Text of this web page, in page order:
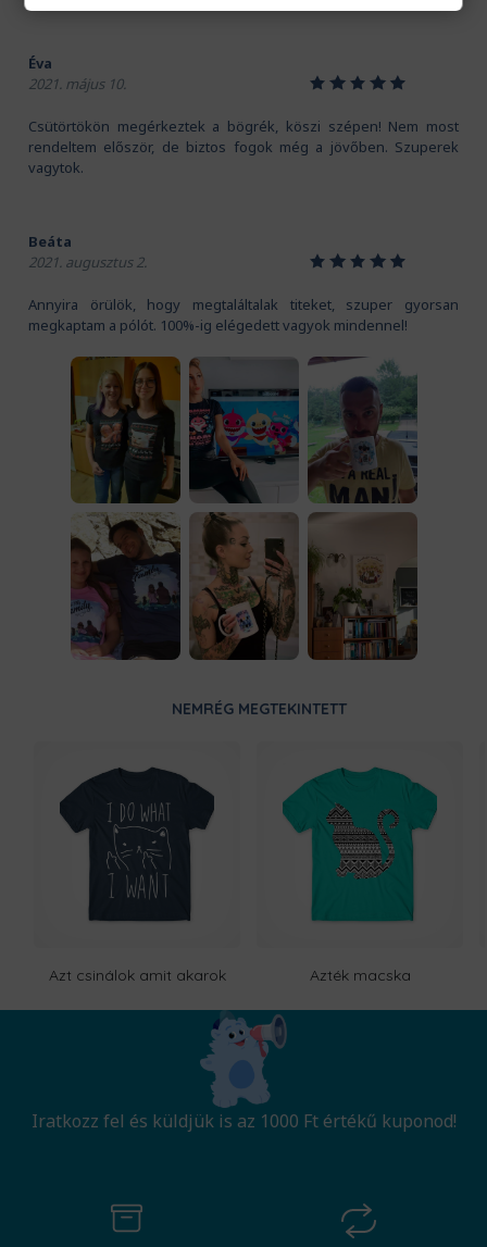
Éva
2021. május 10.
12345
Csütörtökön megérkeztek a bögrék, köszi szépen! Nem most
rendeltem először, de biztos fogok még a jövőben. Szuperek
vagytok.
Beáta
2021. augusztus 2.
12345
Annyira örülök, hogy megtaláltalak titeket, szuper gyorsan
megkaptam a pólót. 100%-ig elégedett vagyok mindennel!
NEMRÉG MEGTEKINTETT
Azt csinálok amit akarok Azték macska
Iratkozz fel és küldjük is az 1000 Ft értékű kuponod!